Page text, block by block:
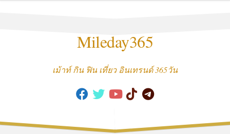
Mileday365
เม้าท์ กิน ฟิน เที่ยว อินเทรนด์ 365วัน